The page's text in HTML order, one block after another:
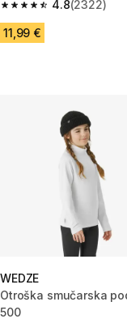
4.8
4.8 od 5 zvezdic from
(2322)
11,99 €
WEDZE
Otroška smučarska
500